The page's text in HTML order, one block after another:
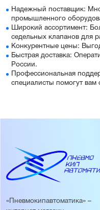
Надежный поставщик:
промышленного
Широкий ассортимент:
седельных клапанов для
Конкурентные цены:
Быстрая доставка:
России.
Профессиональная
специалисты помогут вам
«Пневмокипавтоматика» –